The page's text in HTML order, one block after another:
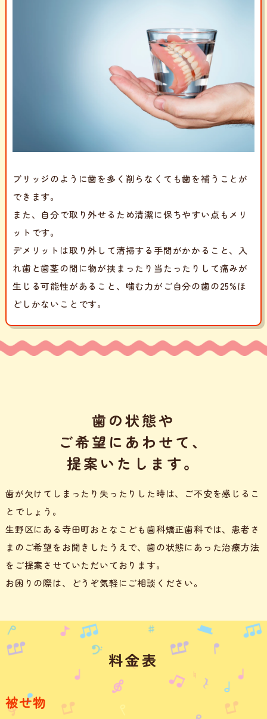
ブリッジのように歯を多く削らなくても歯を補うことが
できます。
また、自分で取り外せるため清潔に保ちやすい点もメリ
ットです。
デメリットは取り外して清掃する手間がかかること、入
れ歯と歯茎の間に物が挟まったり当たったりして痛みが
生じる可能性があること、噛む力がご自分の歯の25%ほ
どしかないことです。
歯の状態や
ご希望にあわせて、
提案いたします。
歯が欠けてしまったり失ったりした時は、ご不安を感じるこ
とでしょう。
生野区にある寺田町おとなこども歯科矯正歯科では、患者さ
まのご希望をお聞きしたうえで、 歯の状態にあった治療方法
をご提案させていただいております。
お困りの際は、どうぞ気軽にご相談ください。
料金表
被せ物